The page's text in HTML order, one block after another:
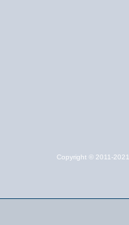
Copyright © 2011-2021